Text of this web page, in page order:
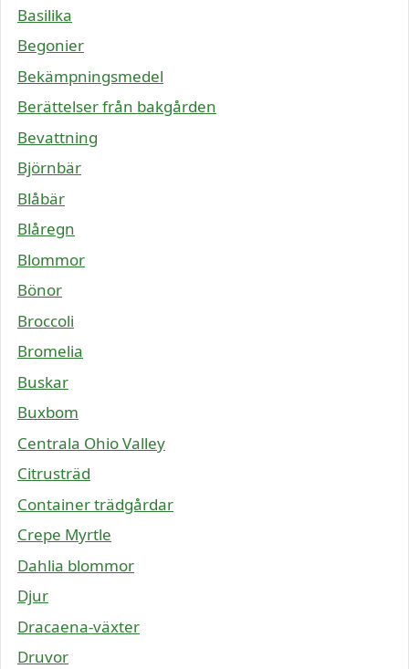
Basilika
Begonier
Bekämpningsmedel
Berättelser från bakgården
Bevattning
Björnbär
Blåbär
Blåregn
Blommor
Bönor
Broccoli
Bromelia
Buskar
Buxbom
Centrala Ohio Valley
Citrusträd
Container trädgårdar
Crepe Myrtle
Dahlia blommor
Djur
Dracaena-växter
Druvor